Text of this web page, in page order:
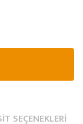
SEÇENEKLERI